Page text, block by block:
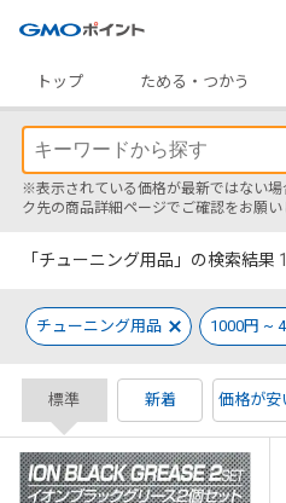
トップ
ためる・つかう
※表示されている価格が最新ではない
ク先の商品詳細ページでご確認をお願い
「チューニング用品」の検索結果
チューニング用品 1000円 ~
標準 新着 価格が安